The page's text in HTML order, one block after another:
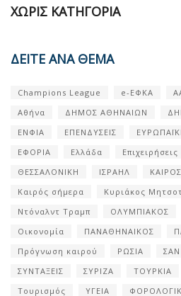
ΧΩΡΊΣ ΚΑΤΗΓΟΡΊΑ
ΔΕΙΤΕ ΑΝΑ ΘΕΜΑ
Champions League e-ΕΦΚΑ
Αθήνα
ΔΗΜΟΣ ΑΘΗΝΑΙΩΝ
ΕΝΦΙΑ
ΕΠΕΝΔΥΣΕΙΣ
ΕΦΟΡΙΑ
Ελλάδα Επιχειρήσεις
ΘΕΣΣΑΛΟΝΙΚΗ
ΙΣΡΑΗΛ ΚΑΙΡΟΣ
Καιρός σήμερα
Κυριάκος
Ντόναλντ Τραμπ
ΟΛΥΜΠΙΑΚΟΣ
Οικονομία
ΠΑΝΑΘΗΝΑΙΚΟΣ
Πρόγνωση καιρού
ΡΩΣΙΑ
ΣΥΝΤΑΞΕΙΣ
ΣΥΡΙΖΑ ΤΟΥΡΚΙΑ
Τουρισμός
ΥΓΕΙΑ